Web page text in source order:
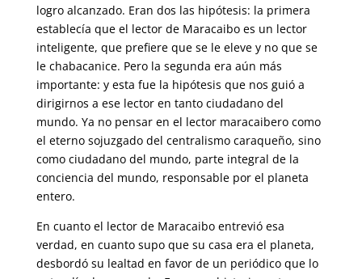
logro alcanzado. Eran dos las hipótesis: la primera
establecía que el lector de Maracaibo es un lector
inteligente, que prefiere que se le eleve y no que se
le chabacanice. Pero la segunda era aún más
importante: y esta fue la hipótesis que nos guió a
dirigirnos a ese lector en tanto ciudadano del
mundo. Ya no pensar en el lector maracaibero como
el eterno sojuzgado del centralismo caraqueño, sino
como ciudadano del mundo, parte integral de la
conciencia del mundo, responsable por el planeta
entero.
En cuanto el lector de Maracaibo entrevió esa
verdad, en cuanto supo que su casa era el planeta,
desbordó su lealtad en favor de un periódico que lo